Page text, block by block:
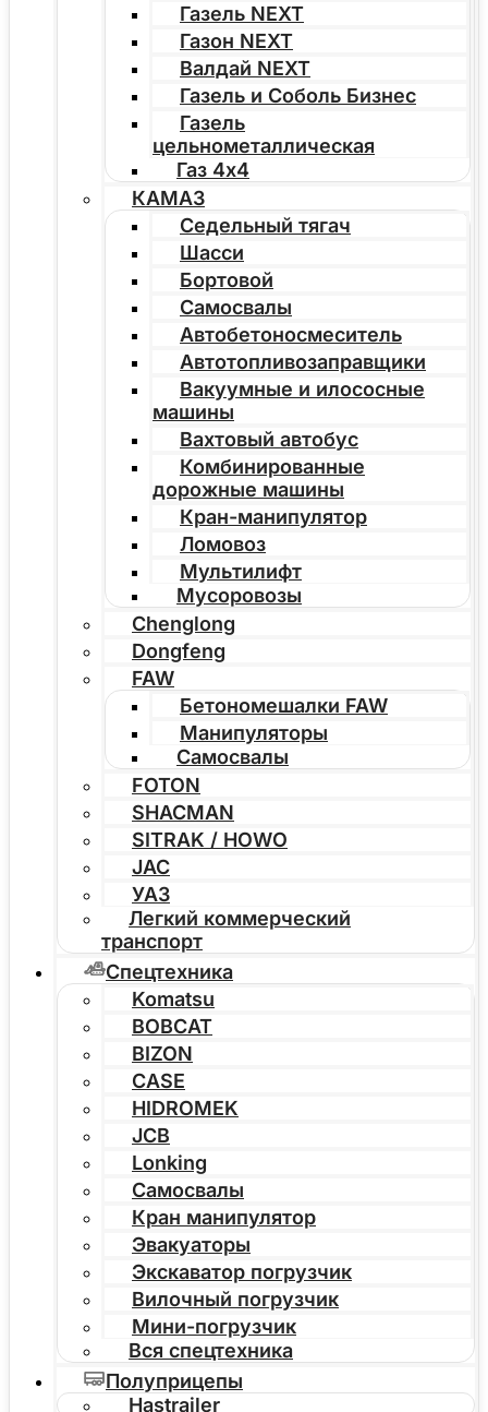
Газель NEXT
Газон NEXT
Валдай NEXT
Газель и Соболь Бизнес
Газель
цельнометаллическая
Газ 4х4
КАМАЗ
Седельный тягач
Шасси
Бортовой
Самосвалы
Автобетоносмеситель
Автотопливозаправщики
Вакуумные и илососные
машины
Вахтовый автобус
Комбинированные
дорожные машины
Кран-манипулятор
Ломовоз
Мультилифт
Мусоровозы
Chenglong
Dongfeng
FAW
Бетономешалки FAW
Манипуляторы
Самосвалы
FOTON
SHACMAN
SITRAK / HOWO
JAC
УАЗ
Легкий коммерческий
транспорт
Спецтехника
Komatsu
BOBCAT
BIZON
CASE
HIDROMEK
JCB
Lonking
Самосвалы
Кран манипулятор
Эвакуаторы
Экскаватор погрузчик
Вилочный погрузчик
Мини-погрузчик
Вся спецтехника
Полуприцепы
Hastrailer